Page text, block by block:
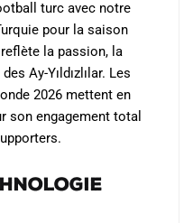
turc avec notre
pour la saison
la passion, la
Ay-Yıldızlılar. Les
2026 mettent en
son engagement total